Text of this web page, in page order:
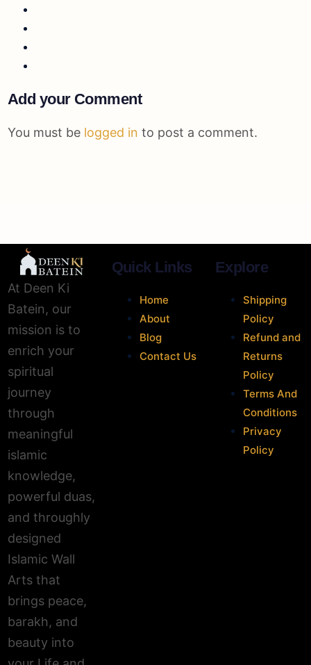
Add your Comment
You must be logged in to post a comment.
At Deen Ki
Batein, our
mission is to
enrich your
spiritual
journey
through
meaningful
islamic
knowledge,
powerful duas,
and throughly
designed
Islamic Wall
Arts that
brings peace,
barakh, and
beauty into
Quick Links
Home
About
Blog
Contact Us
Explore
Shipping
Policy
Refund and
Returns
Policy
Terms And
Conditions
Privacy
Policy